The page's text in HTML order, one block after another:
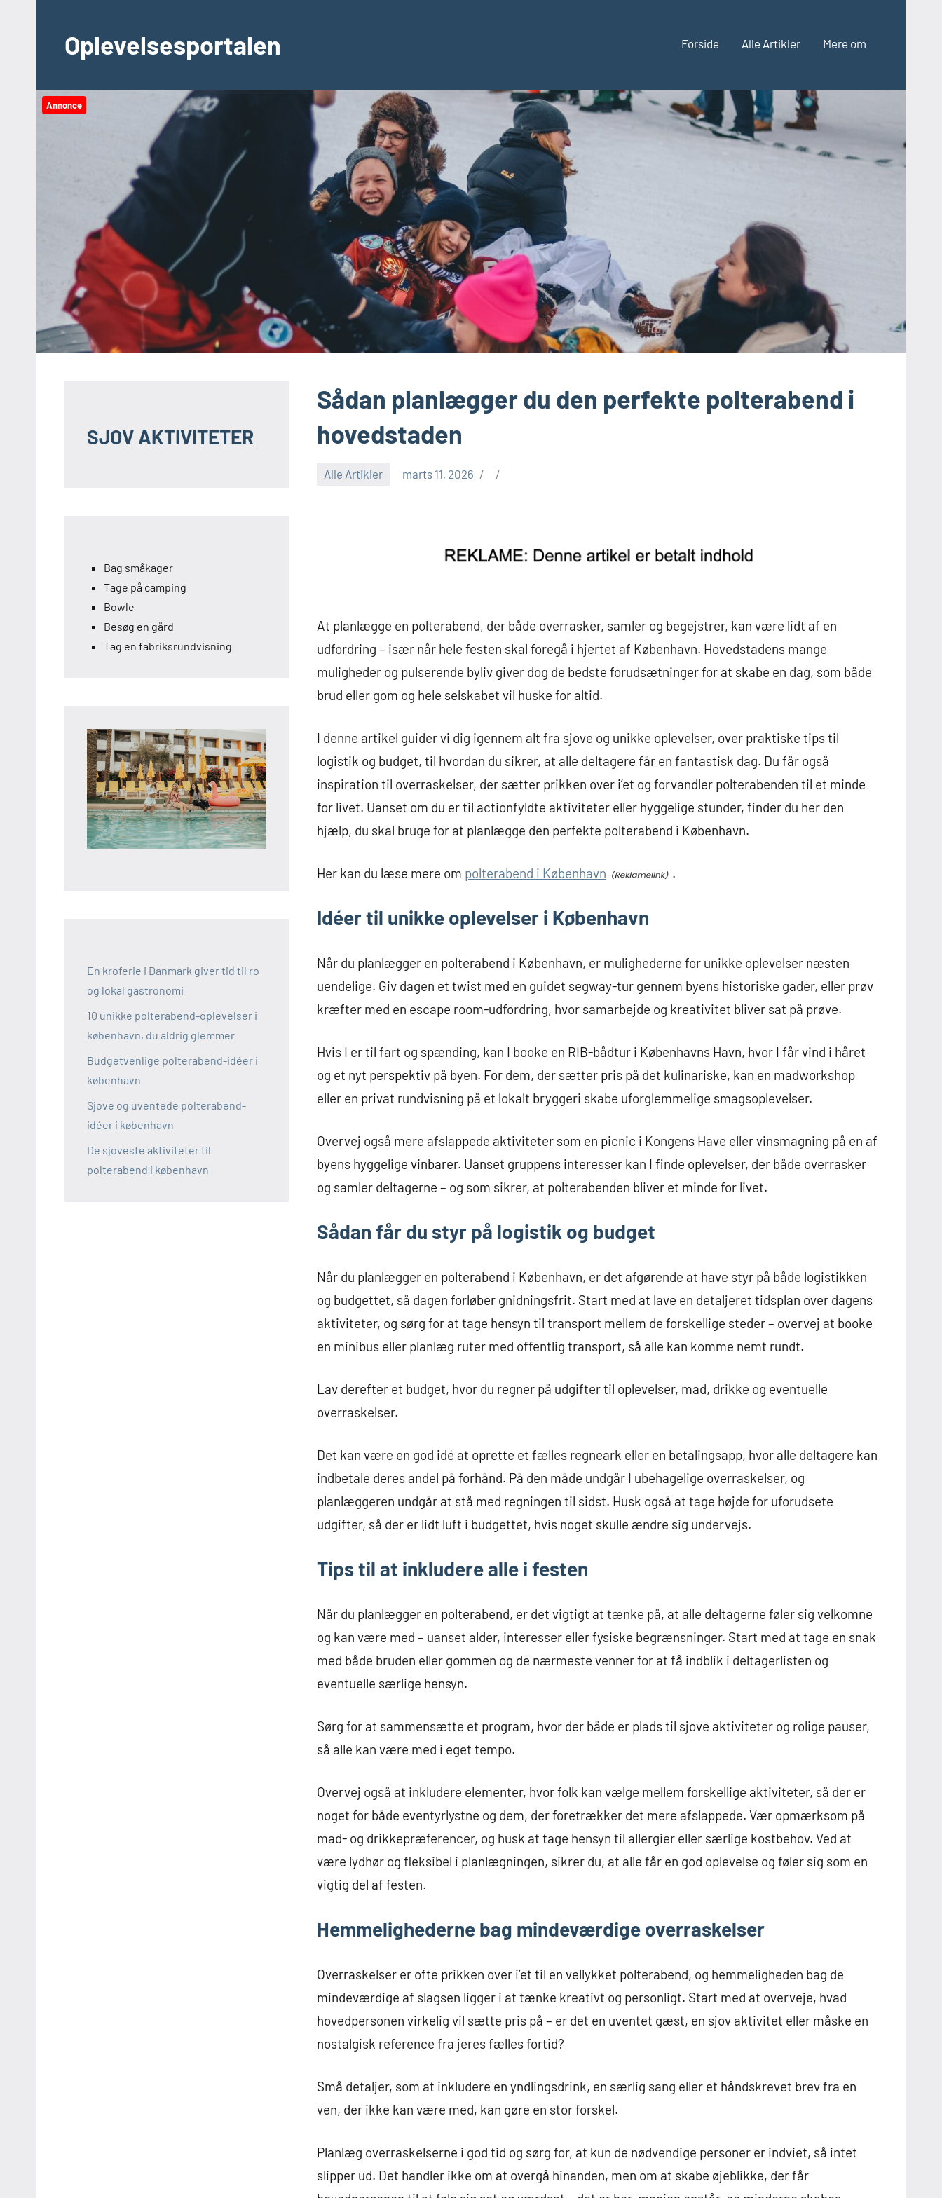
indholdOplevelsesportalen Forside Alle Artikler Mere om
Annonce
Sådan planlægger du den perfekte polterabend i
hovedstaden
Alle Artikler marts 11, 2026
At planlægge en polterabend, der både overrasker, samler og begejstrer, kan være lidt af en
udfordring – især når hele festen skal foregå i hjertet af København. Hovedstadens mange
muligheder og pulserende byliv giver dog de bedste forudsætninger for at skabe en dag, som både
brud eller gom og hele selskabet vil huske for altid.
I denne artikel guider vi dig igennem alt fra sjove og unikke oplevelser, over praktiske tips til
logistik og budget, til hvordan du sikrer, at alle deltagere får en fantastisk dag. Du får også
inspiration til overraskelser, der sætter prikken over i’et og forvandler polterabenden til et minde
for livet. Uanset om du er til actionfyldte aktiviteter eller hyggelige stunder, finder du her den
hjælp, du skal bruge for at planlægge den perfekte polterabend i København.
Her kan du læse mere om polterabend i København .
Idéer til unikke oplevelser i København
Når du planlægger en polterabend i København, er mulighederne for unikke oplevelser næsten
uendelige. Giv dagen et twist med en guidet segway-tur gennem byens historiske gader, eller prøv
kræfter med en escape room-udfordring, hvor samarbejde og kreativitet bliver sat på prøve.
Hvis I er til fart og spænding, kan I booke en RIB-bådtur i Københavns Havn, hvor I får vind i håret
og et nyt perspektiv på byen. For dem, der sætter pris på det kulinariske, kan en madworkshop
eller en privat rundvisning på et lokalt bryggeri skabe uforglemmelige smagsoplevelser.
Overvej også mere afslappede aktiviteter som en picnic i Kongens Have eller vinsmagning på en af
byens hyggelige vinbarer. Uanset gruppens interesser kan I finde oplevelser, der både overrasker
og samler deltagerne – og som sikrer, at polterabenden bliver et minde for livet.
Sådan får du styr på logistik og budget
Når du planlægger en polterabend i København, er det afgørende at have styr på både logistikken
og budgettet, så dagen forløber gnidningsfrit. Start med at lave en detaljeret tidsplan over dagens
aktiviteter, og sørg for at tage hensyn til transport mellem de forskellige steder – overvej at booke
en minibus eller planlæg ruter med offentlig transport, så alle kan komme nemt rundt.
Lav derefter et budget, hvor du regner på udgifter til oplevelser, mad, drikke og eventuelle
overraskelser.
Det kan være en god idé at oprette et fælles regneark eller en betalingsapp, hvor alle deltagere kan
indbetale deres andel på forhånd. På den måde undgår I ubehagelige overraskelser, og
planlæggeren undgår at stå med regningen til sidst. Husk også at tage højde for uforudsete
udgifter, så der er lidt luft i budgettet, hvis noget skulle ændre sig undervejs.
Tips til at inkludere alle i festen
Når du planlægger en polterabend, er det vigtigt at tænke på, at alle deltagerne føler sig velkomne
og kan være med – uanset alder, interesser eller fysiske begrænsninger. Start med at tage en snak
med både bruden eller gommen og de nærmeste venner for at få indblik i deltagerlisten og
eventuelle særlige hensyn.
Sørg for at sammensætte et program, hvor der både er plads til sjove aktiviteter og rolige pauser,
så alle kan være med i eget tempo.
Overvej også at inkludere elementer, hvor folk kan vælge mellem forskellige aktiviteter, så der er
noget for både eventyrlystne og dem, der foretrækker det mere afslappede. Vær opmærksom på
mad- og drikkepræferencer, og husk at tage hensyn til allergier eller særlige kostbehov. Ved at
være lydhør og fleksibel i planlægningen, sikrer du, at alle får en god oplevelse og føler sig som en
vigtig del af festen.
Hemmelighederne bag mindeværdige overraskelser
Overraskelser er ofte prikken over i’et til en vellykket polterabend, og hemmeligheden bag de
mindeværdige af slagsen ligger i at tænke kreativt og personligt. Start med at overveje, hvad
hovedpersonen virkelig vil sætte pris på – er det en uventet gæst, en sjov aktivitet eller måske en
nostalgisk reference fra jeres fælles fortid?
Små detaljer, som at inkludere en yndlingsdrink, en særlig sang eller et håndskrevet brev fra en
ven, der ikke kan være med, kan gøre en stor forskel.
Planlæg overraskelserne i god tid og sørg for, at kun de nødvendige personer er indviet, så intet
slipper ud. Det handler ikke om at overgå hinanden, men om at skabe øjeblikke, der får
SJOV AKTIVITETER
Bag småkager
Tage på camping
Bowle
Besøg en gård
Tag en fabriksrundvisning
En kroferie i Danmark giver tid til ro
og lokal gastronomi
10 unikke polterabend-oplevelser i
københavn, du aldrig glemmer
Budgetvenlige polterabend-idéer i
københavn
Sjove og uventede polterabend-
idéer i københavn
De sjoveste aktiviteter til
polterabend i københavn